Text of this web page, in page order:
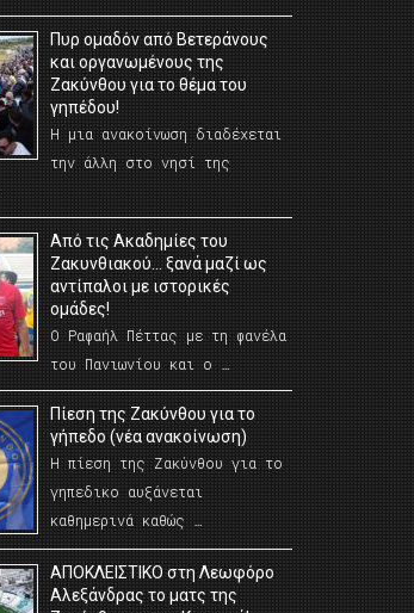
Πυρ ομαδόν από Βετεράνους
και οργανωμένους της
Ζακύνθου για το θέμα του
γηπέδου!
Η μια ανακοίνωση διαδέχεται
την άλλη στο νησί της
Από τις Ακαδημίες του
Ζακυνθιακού… ξανά μαζί ως
αντίπαλοι με ιστορικές
ομάδες!
Ο Ραφαήλ Πέττας με τη φανέλα
του Πανιωνίου και ο …
Πίεση της Ζακύνθου για το
γήπεδο (νέα ανακοίνωση)
Η πίεση της Ζακύνθου για το
γηπεδικο αυξάνεται
καθημερινά καθώς …
AΠΟΚΛΕΙΣΤΙΚΟ στη Λεωφόρο
Αλεξάνδρας το ματς της